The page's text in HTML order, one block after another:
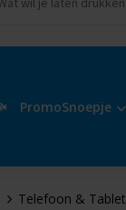
PromoSnoepje
Telefoon & Tablet